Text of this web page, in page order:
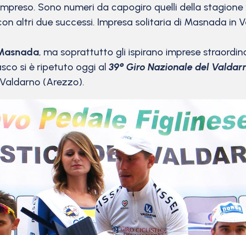
Sono numeri da capogiro quelli della stagione
altri due successi. Impresa solitaria di Masnada in
, ma soprattutto gli ispirano imprese
si è ripetuto oggi al 39° Giro Nazionale del
(Arezzo).